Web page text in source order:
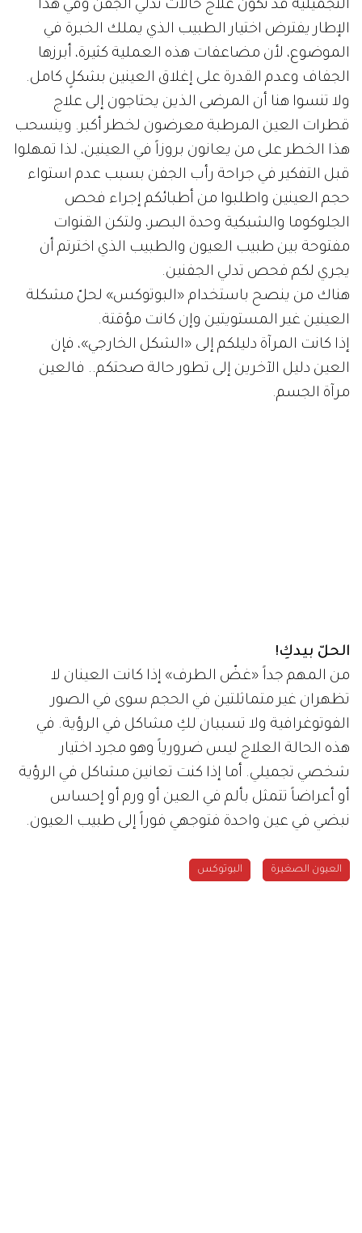
التجميلية قد تكون علاج حالات تدلي الجفن وفي هذا
الإطار يفترض اختيار الطبيب الذي يملك الخبرة في
الموضوع، لأن مضاعفات هذه العملية كثيرة، أبرزها
الجفاف وعدم القدرة على إغلاق العينين بشكلٍ كامل.
ولا تنسوا هنا أن المرضى الذين يحتاجون إلى علاج
قطرات العين المرطبة معرضون لخطر أكبر. وينسحب
هذا الخطر على من يعانون بروزاً في العينين، لذا تمهلوا
قبل التفكير في جراحة رأب الجفن بسبب عدم استواء
حجم العينين واطلبوا من أطبائكم إجراء فحص
الجلوكوما والشبكية وحدة البصر، ولتكن القنوات
مفتوحة بين طبيب العيون والطبيب الذي اخترتم أن
يجري لكم فحص تدلي الجفنين.
هناك من ينصح باستخدام «البوتوكس» لحلّ مشكلة
العينين غير المستويتين وإن كانت مؤقتة.
إذا كانت المرآة دليلكم إلى «الشكل الخارجي»، فإن
العين دليل الآخرين إلى تطور حالة صحتكم.. فالعين
مرآة الجسم.
الحلّ بيدكِ!
من المهم جداً «غضّ الطرف» إذا كانت العينان لا
تظهران غير متماثلتين في الحجم سوى في الصور
الفوتوغرافية ولا تسببان لكِ مشاكل في الرؤية. في
هذه الحالة العلاج ليس ضرورياً وهو مجرد اختيار
شخصي تجميلي. أما إذا كنت تعانين مشاكل في الرؤية
أو أعراضاً تتمثل بألم في العين أو ورم أو إحساس
نبضي في عين واحدة فتوجهي فوراً إلى طبيب العيون.
العيون الصغيرة البوتوكس